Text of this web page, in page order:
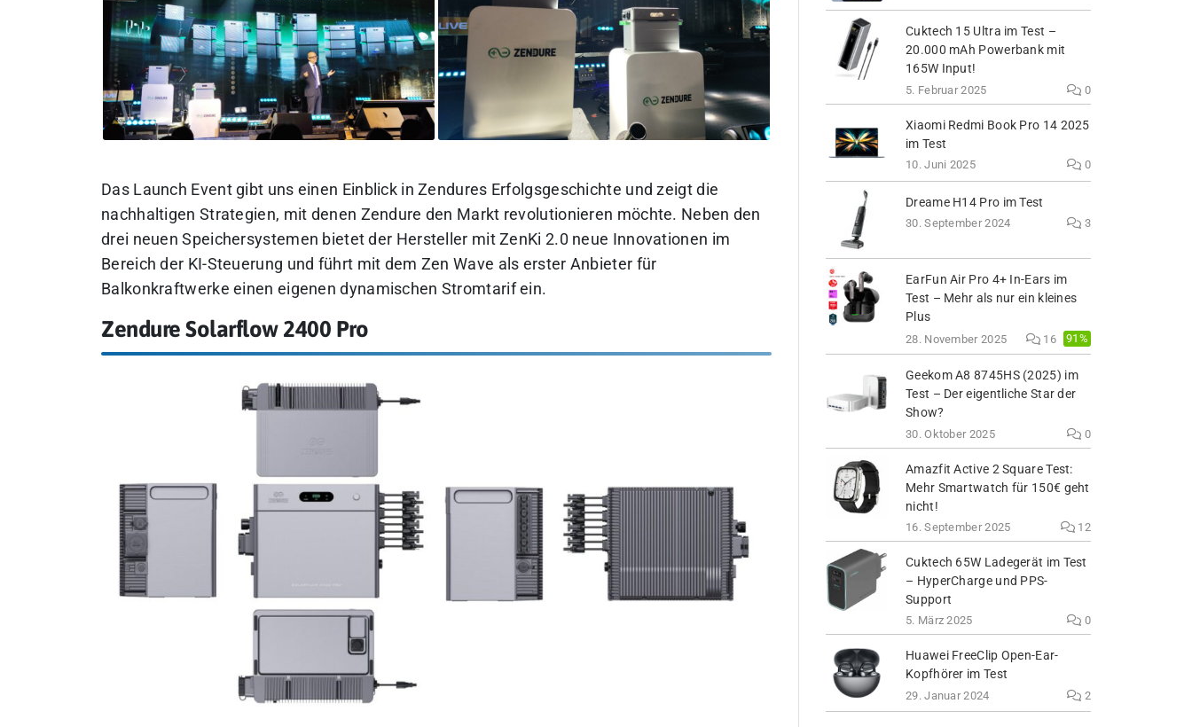
Das Launch Event gibt uns einen Einblick in Zendures Erfolgsgeschichte und zeigt die
nachhaltigen Strategien, mit denen Zendure den Markt revolutionieren möchte. Neben den
drei neuen Speichersystemen bietet der Hersteller mit ZenKi 2.0 neue Innovationen im
Bereich der KI-Steuerung und führt mit dem Zen Wave als erster Anbieter für
Balkonkraftwerke einen eigenen dynamischen Stromtarif ein.
Zendure Solarflow 2400 Pro
Cuktech 15 Ultra im Test –
20.000 mAh Powerbank mit
165W Input!
5. Februar 2025 0
Xiaomi Redmi Book Pro 14 2025
im Test
10. Juni 2025 0
Dreame H14 Pro im Test
30. September 2024 3
EarFun Air Pro 4+ In-Ears im
Test – Mehr als nur ein kleines
Plus
28. November 2025 16 91%
Geekom A8 8745HS (2025) im
Test – Der eigentliche Star der
Show?
30. Oktober 2025 0
Amazfit Active 2 Square Test:
Mehr Smartwatch für 150€ geht
nicht!
16. September 2025 12
Cuktech 65W Ladegerät im Test
– HyperCharge und PPS-
Support
5. März 2025 0
Huawei FreeClip Open-Ear-
Kopfhörer im Test
29. Januar 2024 2